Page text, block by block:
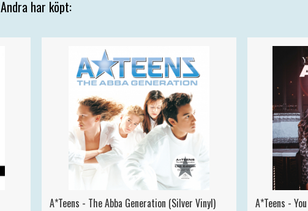
Andra har köpt:
A*Teens - The Abba Generation (Silver Vinyl) A*Teens -